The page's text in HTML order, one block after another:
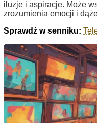
iluzje i aspiracje. Może
zrozumienia emocji i
Sprawdź w senniku: